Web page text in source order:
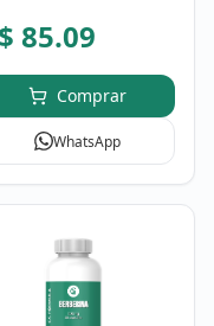
uso
85.09
Comprar
WhatsApp